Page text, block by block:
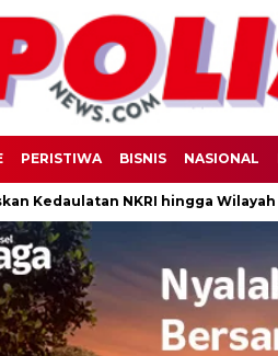
PERISTIWA BISNIS NASIONAL
NKRI hingga Wilayah 3T